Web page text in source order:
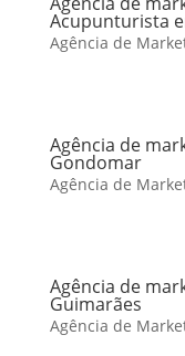
Acupunturista
Agência de
Agência de
Gondomar
Agência de
Agência de
Guimarães
Agência de